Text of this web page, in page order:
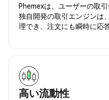
Phemexは、ユーザーの取
独自開発の取引エンジンは
理でき、注文にも瞬時に応
高い流動性